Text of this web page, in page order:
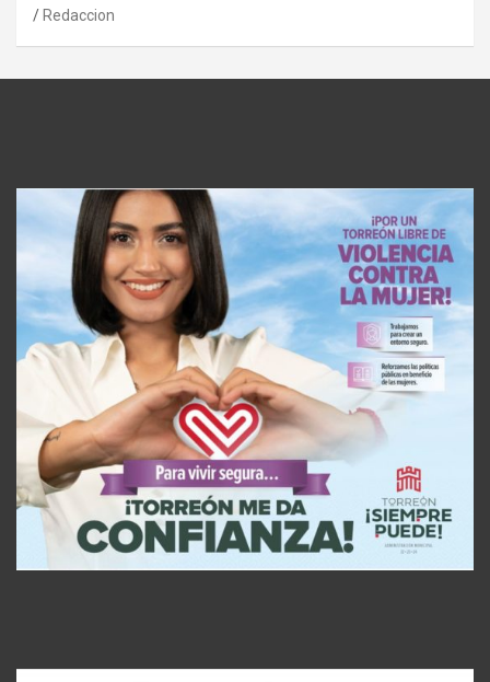
Redaccion